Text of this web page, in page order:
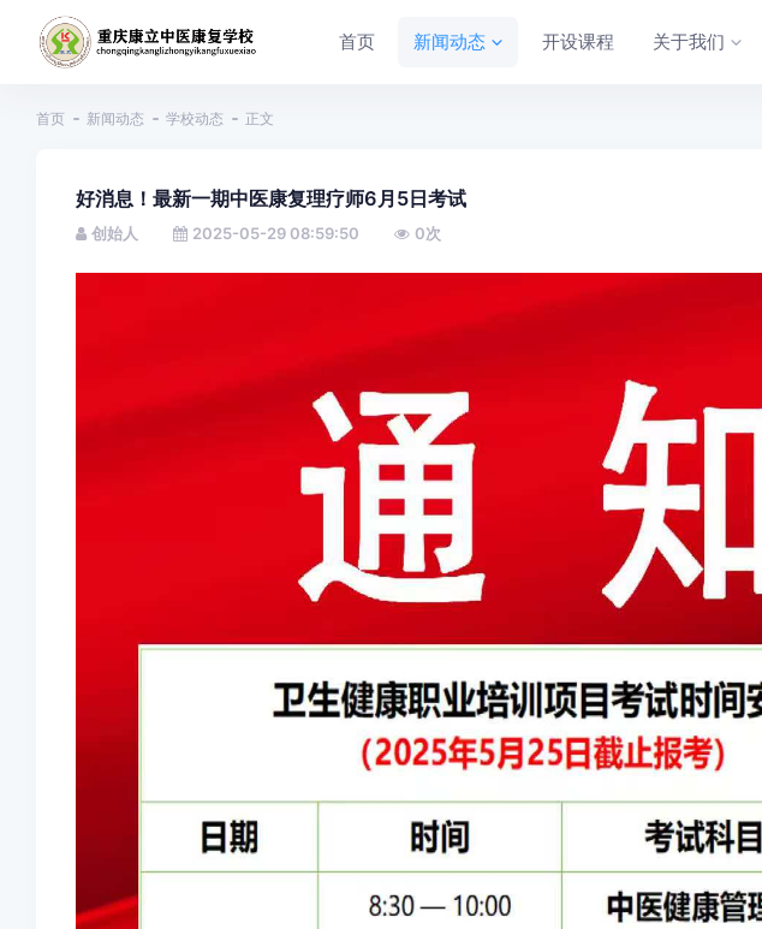
首页 新闻动态 开设课程 关于我们
首页 新闻动态 学校动态 正文
好消息！最新一期中医康复理疗师6月5日考试
创始人 2025-05-29 08:59:50 0次